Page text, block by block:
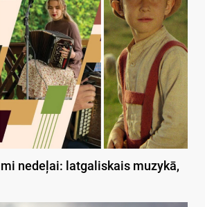
nedeļai: latgaliskais muzykā,